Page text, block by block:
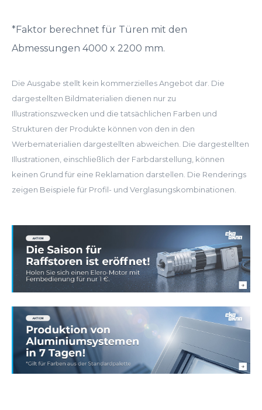
*Faktor berechnet für Türen mit den
Abmessungen 4000 x 2200 mm.
Die Ausgabe stellt kein kommerzielles Angebot dar. Die
dargestellten Bildmaterialien dienen nur zu
Illustrationszwecken und die tatsächlichen Farben und
Strukturen der Produkte können von den in den
Werbematerialien dargestellten abweichen. Die dargestellten
Illustrationen, einschließlich der Farbdarstellung, können
keinen Grund für eine Reklamation darstellen. Die Renderings
zeigen Beispiele für Profil- und Verglasungskombinationen.